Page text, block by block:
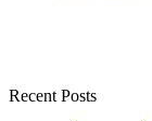
Recent Posts